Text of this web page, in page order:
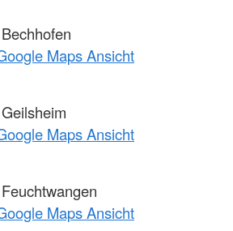
Maps Ansicht
Maps Ansicht
Maps Ansicht